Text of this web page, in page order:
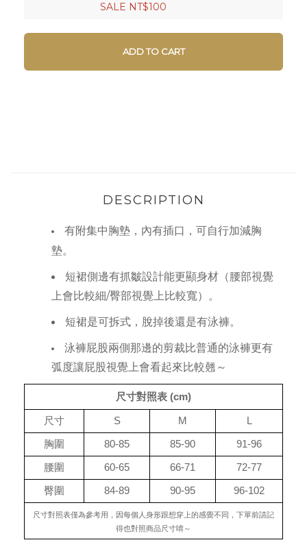
SALE NT$100
ADD TO CART
DESCRIPTION
有附集中胸墊，內有插口，可自行加減胸
墊。
短裙側邊有抓皺設計能更顯身材（腰部視覺
上會比較細/臀部視覺上比較寬）。
短裙是可拆式，脫掉後還是有泳褲。
泳褲屁股兩側那邊的剪裁比普通的泳褲更有
弧度讓屁股視覺上會看起來比較翹～
尺寸對照表 (cm)
尺寸 S M
胸圍 80-85 85-90 91-96
腰圍 60-65 66-71 72-77
臀圍 84-89 90-95 96-102
尺寸對照表僅為參考用，因每個人身形跟想穿上的感覺不同，下單前請記
得也對照商品尺寸唷～